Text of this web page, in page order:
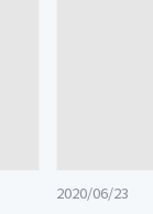
2020/06/23